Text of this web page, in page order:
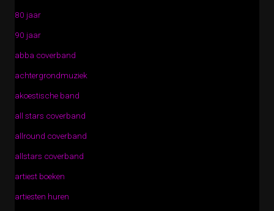
80 jaar
90 jaar
abba coverband
achtergrondmuziek
akoestische band
all stars coverband
allround coverband
allstars coverband
artiest boeken
artiesten huren